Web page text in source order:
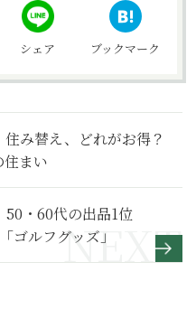
シェア ブックマーク
み替え、どれがお得？
住まい
50・60代の出品1位
ゴルフグッズ」